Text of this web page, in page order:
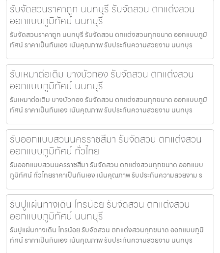
รับจัดสวนราคาถูก นนทบุรี รับจัดสวน ตกแต่งสวน
ออกแบบภูมิทัศน์ นนทบุรี
รับจัดสวนราคาถูก นนทบุรี รับจัดสวน ตกแต่งสวนทุกขนาด ออกแบบภูมิ
ทัศน์ ราคาเป็นกันเอง เน้นคุณภาพ รับประกันความสวยงาม นนทบุร
รับเหมาต่อเติม บางบัวทอง รับจัดสวน ตกแต่งสวน
ออกแบบภูมิทัศน์ นนทบุรี
รับเหมาต่อเติม บางบัวทอง รับจัดสวน ตกแต่งสวนทุกขนาด ออกแบบภูมิ
ทัศน์ ราคาเป็นกันเอง เน้นคุณภาพ รับประกันความสวยงาม นนทบุร
รับออกแบบสวนนครราชสีมา รับจัดสวน ตกแต่งสวน
ออกแบบภูมิทัศน์ ทั่วไทย
รับออกแบบสวนนครราชสีมา รับจัดสวน ตกแต่งสวนทุกขนาด ออกแบบ
ภูมิทัศน์ ทั่วไทยราคาเป็นกันเอง เน้นคุณภาพ รับประกันความสวยงาม ร
รับปูแผ่นทางเดิน ไทรน้อย รับจัดสวน ตกแต่งสวน
ออกแบบภูมิทัศน์ นนทบุรี
รับปูแผ่นทางเดิน ไทรน้อย รับจัดสวน ตกแต่งสวนทุกขนาด ออกแบบภูมิ
ทัศน์ ราคาเป็นกันเอง เน้นคุณภาพ รับประกันความสวยงาม นนทบุร